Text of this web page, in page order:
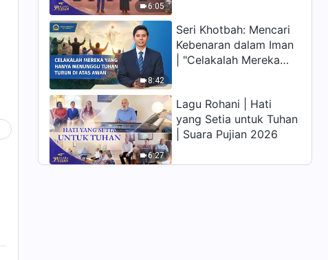
6:05
8:42
Seri Khotbah: Mencari
Kebenaran dalam Iman
| "Celakalah Mereka
Awan"
6:27
Lagu Rohani | Hati
yang Setia untuk Tuhan
| Suara Pujian 2026